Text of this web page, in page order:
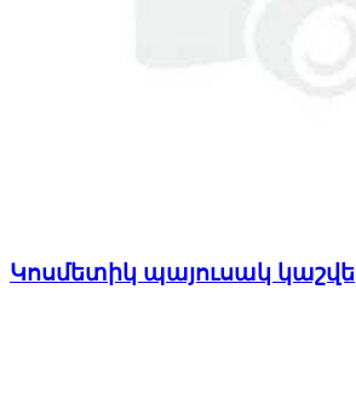
Կոսմետիկ պայուսակ կաշվե